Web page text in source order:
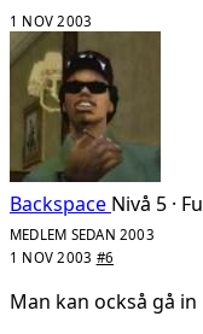
1 NOV 2003
Backspace Nivå 5 ·
MEDLEM SEDAN 2003
1 NOV 2003 #6
Man kan också gå in